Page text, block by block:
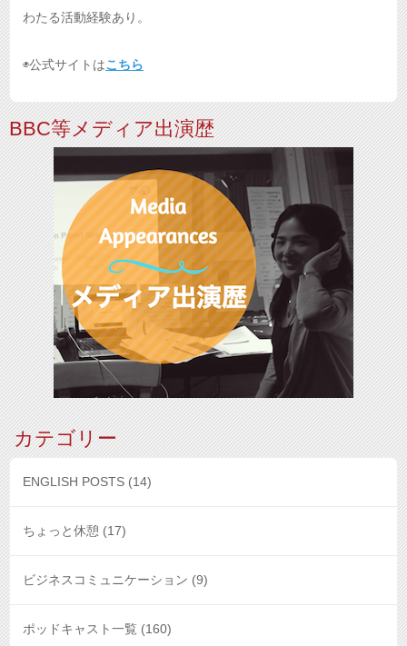
わたる活動経験あり。
◉公式サイトはこちら
BBC等メディア出演歴
カテゴリー
ENGLISH POSTS (14)
ちょっと休憩 (17)
ビジネスコミュニケーション (9)
ポッドキャスト一覧 (160)